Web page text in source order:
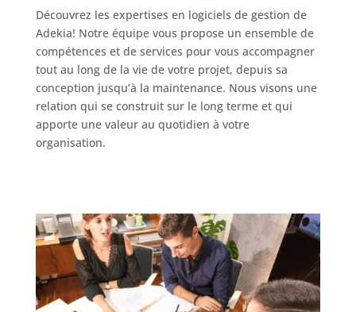
Découvrez les expertises en logiciels de gestion de
Adekia! Notre équipe vous propose un ensemble de
compétences et de services pour vous accompagner
tout au long de la vie de votre projet, depuis sa
conception jusqu’à la maintenance. Nous visons une
relation qui se construit sur le long terme et qui
apporte une valeur au quotidien à votre
organisation.